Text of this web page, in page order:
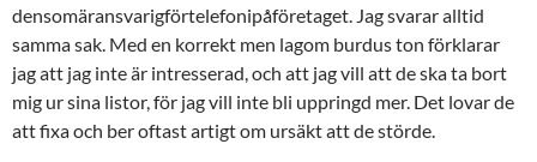
densomäransvarigförtelefonipåföretaget. Jag svarar alltid
samma sak. Med en korrekt men lagom burdus ton förklarar
jag att jag inte är intresserad, och att jag vill att de ska ta bort
mig ur sina listor, för jag vill inte bli uppringd mer. Det lovar de
att fixa och ber oftast artigt om ursäkt att de störde.